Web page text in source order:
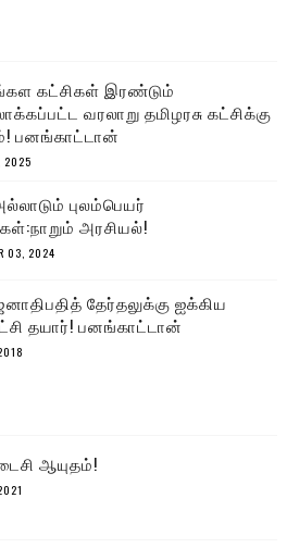
கட்சிகள் இரண்டும்
வரலாறு தமிழரசு கட்சிக்கு
பனங்காட்டான்
2025
புலம்பெயர்
அரசியல்!
03, 2024
தேர்தலுக்கு ஐக்கிய
தயார்! பனங்காட்டான்
ஆயுதம்!